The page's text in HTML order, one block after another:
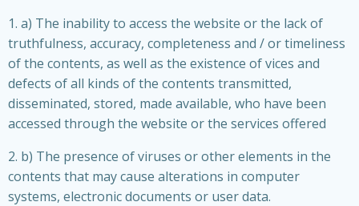
1. a) The inability to access the website or the lack of
truthfulness, accuracy, completeness and / or timeliness
of the contents, as well as the existence of vices and
defects of all kinds of the contents transmitted,
disseminated, stored, made available, who have been
accessed through the website or the services offered
2. b) The presence of viruses or other elements in the
contents that may cause alterations in computer
systems, electronic documents or user data.